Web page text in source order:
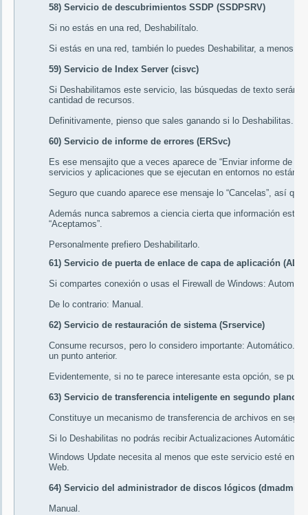
58) Servicio de descubrimientos SSDP (SSDPSRV)
Si no estás en una red, Deshabilítalo.
Si estás en una red, también lo puedes Deshabilitar, a menos
59) Servicio de Index Server (cisvc)
Si Deshabilitamos este servicio, las búsquedas de texto serán
cantidad de recursos.
Definitivamente, pienso que sales ganando si lo Deshabilitas.
60) Servicio de informe de errores (ERSvc)
Es ese mensajito que a veces aparece de “Enviar informe de
servicios y aplicaciones que se ejecutan en entornos no
Seguro que cuando aparece ese mensaje lo “Cancelas”, así
Además nunca sabremos a ciencia cierta que información
“Aceptamos”.
Personalmente prefiero Deshabilitarlo.
61) Servicio de puerta de enlace de capa de aplicación (ALG)
Si compartes conexión o usas el Firewall de Windows:
De lo contrario: Manual .
62) Servicio de restauración de sistema (Srservice)
Consume recursos, pero lo considero importante: Automático.
un punto anterior.
Evidentemente, si no te parece interesante esta opción, se
63) Servicio de transferencia inteligente en segundo plano
Constituye un mecanismo de transferencia de archivos en
Si lo Deshabilitas no podrás recibir Actualizaciones
Windows Update necesita al menos que este servicio esté en
Web.
64) Servicio del administrador de discos lógicos (dmadmin)
Manual .